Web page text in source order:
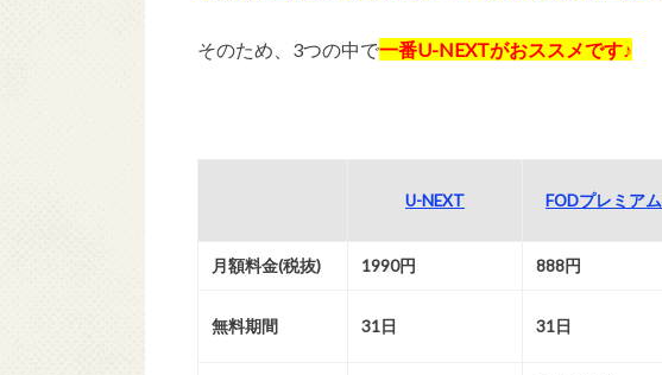
そのため、3つの中で一番U-NEXTがおススメです♪
U-NEXT FODプレミアム
月額料金(税抜) 1990円 888円
無料期間 31日 31日